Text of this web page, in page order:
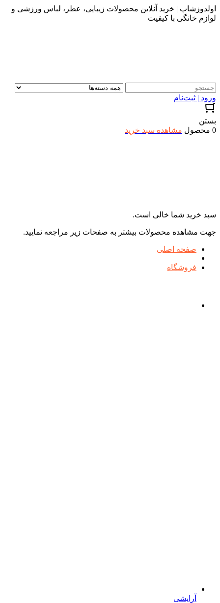
اولدوزشاپ | خرید آنلاین محصولات زیبایی، عطر، لباس ورزشی و
لوازم خانگی با کیفیت
ورود | ثبت‌نام
بستن
0 محصول
مشاهده سبد خرید
سبد خرید شما خالی است.
جهت مشاهده محصولات بیشتر به صفحات زیر مراجعه نمایید.
صفحه اصلی
فروشگاه
آرایشی